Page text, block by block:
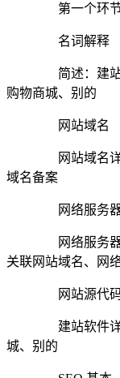
第一个环
名词解释
简述：建站
购物商城、别的
网站域名
网站域名详
域名备案
网络服务
网络服务器
关联网站域名、网
网站源代
建站软件详
城、别的